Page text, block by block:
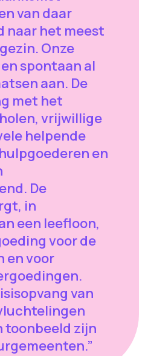
van daar
naar het meest
Onze
spontaan al
aan. De
met het
vrijwillige
helpende
en
De
in
een leefloon,
voor de
en voor
van
toonbeeld zijn